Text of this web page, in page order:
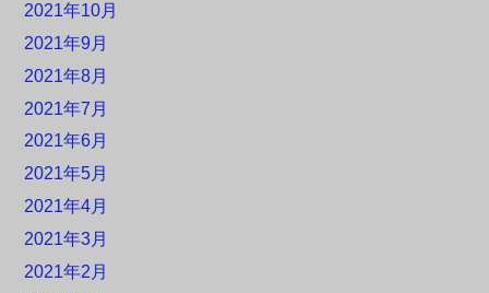
2021年10月
2021年9月
2021年8月
2021年7月
2021年6月
2021年5月
2021年4月
2021年3月
2021年2月